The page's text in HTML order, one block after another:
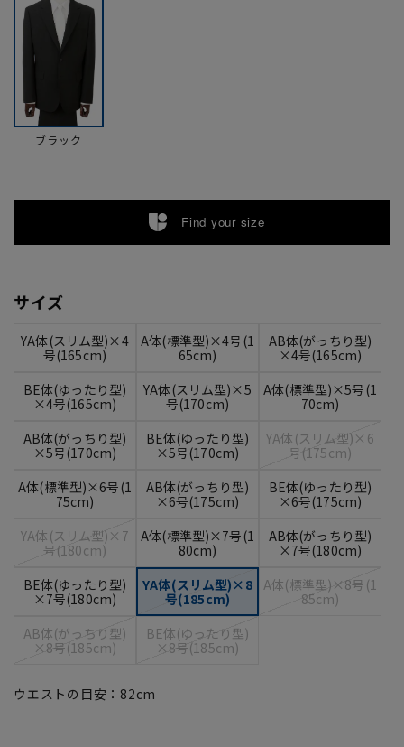
ブラック
Find your size
サイズ
YA体(スリム型)×4
号(165cm)
A体(標準型)×4号(1
65cm)
AB体(がっちり型)
×4号(165cm)
BE体(ゆったり型)
×4号(165cm)
YA体(スリム型)×5
号(170cm)
A体(標準型)×5号(1
70cm)
AB体(がっちり型)
×5号(170cm)
BE体(ゆったり型)
×5号(170cm)
YA体(スリム型)×6
号(175cm)
A体(標準型)×6号(1
75cm)
AB体(がっちり型)
×6号(175cm)
BE体(ゆったり型)
×6号(175cm)
YA体(スリム型)×7
号(180cm)
A体(標準型)×7号(1
80cm)
AB体(がっちり型)
×7号(180cm)
BE体(ゆったり型)
×7号(180cm)
YA体(スリム型)×8
号(185cm)
A体(標準型)×8号(1
85cm)
AB体(がっちり型)
×8号(185cm)
BE体(ゆったり型)
×8号(185cm)
ウエストの目安： 82cm